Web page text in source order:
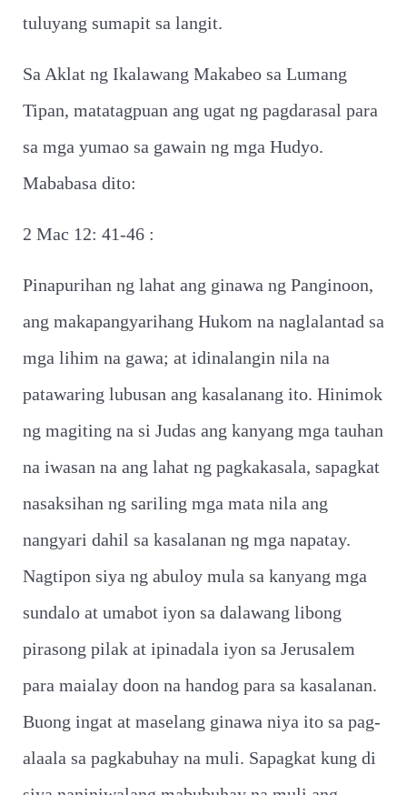
tuluyang sumapit sa langit.
Sa Aklat ng Ikalawang Makabeo sa Lumang
Tipan, matatagpuan ang ugat ng pagdarasal para
sa mga yumao sa gawain ng mga Hudyo.
Mababasa dito:
2 Mac 12: 41-46 :
Pinapurihan ng lahat ang ginawa ng Panginoon,
ang makapangyarihang Hukom na naglalantad sa
mga lihim na gawa; at idinalangin nila na
patawaring lubusan ang kasalanang ito. Hinimok
ng magiting na si Judas ang kanyang mga tauhan
na iwasan na ang lahat ng pagkakasala, sapagkat
nasaksihan ng sariling mga mata nila ang
nangyari dahil sa kasalanan ng mga napatay.
Nagtipon siya ng abuloy mula sa kanyang mga
sundalo at umabot iyon sa dalawang libong
pirasong pilak at ipinadala iyon sa Jerusalem
para maialay doon na handog para sa kasalanan.
Buong ingat at maselang ginawa niya ito sa pag-
alaala sa pagkabuhay na muli. Sapagkat kung di